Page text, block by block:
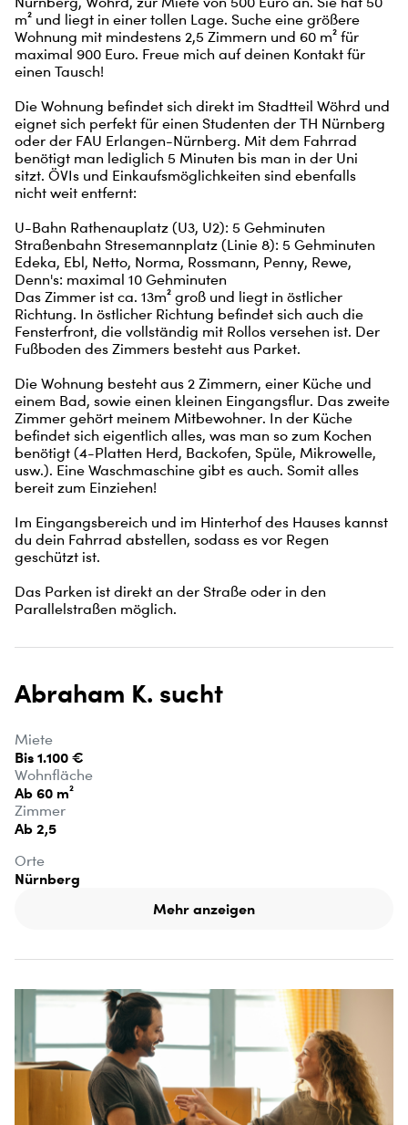
m² und liegt in einer tollen Lage. Suche eine größere
Wohnung mit mindestens 2,5 Zimmern und 60 m² für
maximal 900 Euro. Freue mich auf deinen Kontakt für
einen Tausch!
Die Wohnung befindet sich direkt im Stadtteil Wöhrd und
eignet sich perfekt für einen Studenten der TH Nürnberg
oder der FAU Erlangen-Nürnberg. Mit dem Fahrrad
benötigt man lediglich 5 Minuten bis man in der Uni
sitzt. ÖVIs und Einkaufsmöglichkeiten sind ebenfalls
nicht weit entfernt:
U-Bahn Rathenauplatz (U3, U2): 5 Gehminuten
Straßenbahn Stresemannplatz (Linie 8): 5 Gehminuten
Edeka, Ebl, Netto, Norma, Rossmann, Penny, Rewe,
Denn's: maximal 10 Gehminuten
Das Zimmer ist ca. 13m² groß und liegt in östlicher
Richtung. In östlicher Richtung befindet sich auch die
Fensterfront, die vollständig mit Rollos versehen ist. Der
Fußboden des Zimmers besteht aus Parket.
Die Wohnung besteht aus 2 Zimmern, einer Küche und
einem Bad, sowie einen kleinen Eingangsflur. Das zweite
Zimmer gehört meinem Mitbewohner. In der Küche
befindet sich eigentlich alles, was man so zum Kochen
benötigt (4-Platten Herd, Backofen, Spüle, Mikrowelle,
usw.). Eine Waschmaschine gibt es auch. Somit alles
bereit zum Einziehen!
Im Eingangsbereich und im Hinterhof des Hauses kannst
du dein Fahrrad abstellen, sodass es vor Regen
geschützt ist.
Das Parken ist direkt an der Straße oder in den
Parallelstraßen möglich.
Abraham K. sucht
Miete
Bis 1.100 €
Wohnfläche
Ab 60 m²
Zimmer
Ab 2,5
Orte
Nürnberg
Mehr anzeigen